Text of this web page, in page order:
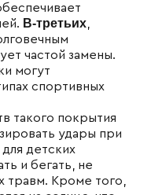
В-третьих
частой замены.
могут
спортивных
такого покрытия
удары при
детских
и бегать, не
травм. Кроме того,